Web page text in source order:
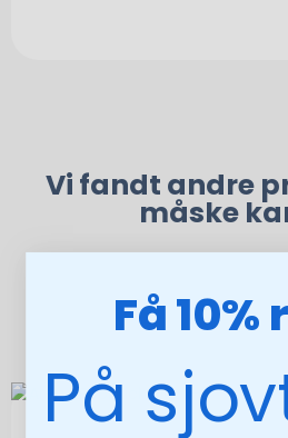
Vi fandt andre
måske
Få
På